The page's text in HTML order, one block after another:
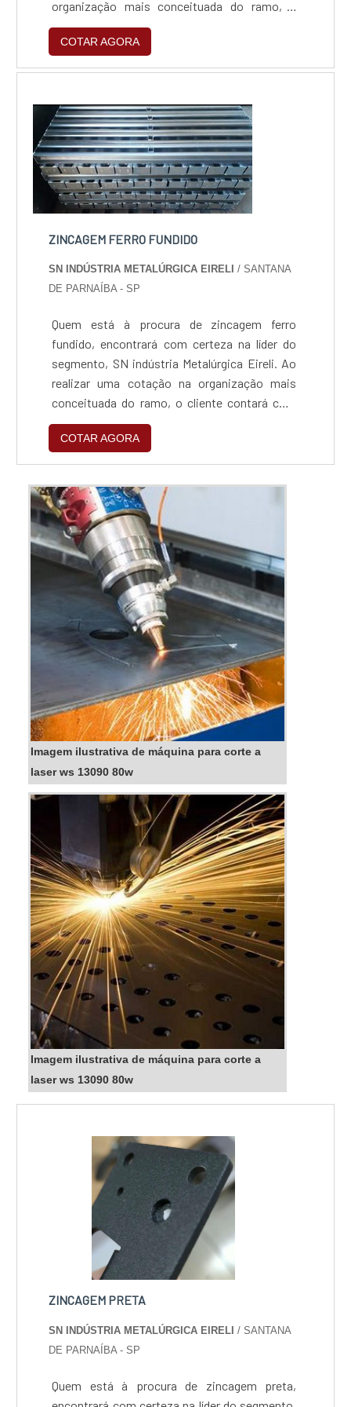
organização mais conceituada do ramo, o
cliente contará com serviços de excelência e o
suporte de especialistas para sanar eventuais
dúvidas.ZINCAGEM PREÇO JUSTO E
acessível em uma empresa que preza pela
segurança, encontra na internet a SN indús...
COTAR AGORA
ZINCAGEM FERRO FUNDIDO
SN INDÚSTRIA METALÚRGICA EIRELI/ SANTANA
DE PARNAÍBA - SP
Quem está à procura de zincagem ferro
fundido, encontrará com certeza na líder do
segmento, SN indústria Metalúrgica Eireli. Ao
realizar uma cotação na organização mais
conceituada do ramo, o cliente contará com
serviços de excelência e o suporte de
especialistas para sanar eventuais
dúvidas.Quando o assunto é zincagem ferro
fundido, com os colaboradores da SN indústria
Metalúrgica Eireli o cliente encontrará ótima
qualidade e um design...
COTAR AGORA
Imagem ilustrativa de máquina para corte a
laser ws 13090 80w
Imagem ilustrativa de máquina para corte a
laser ws 13090 80w
ZINCAGEM PRETA
SN INDÚSTRIA METALÚRGICA EIRELI / SANTANA
DE PARNAÍBA - SP
Quem está à procura de zincagem preta,